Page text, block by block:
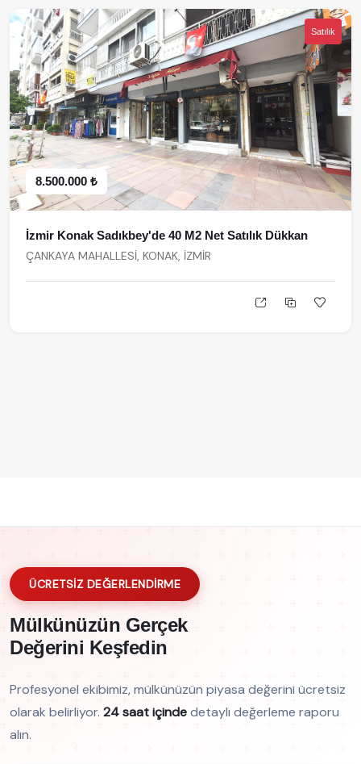
Satılık
8.500.000 ₺
İzmir Konak Sadıkbey'de 40 M2 Net Satılık Dükkan
ÇANKAYA MAHALLESİ, KONAK, İZMİR
ÜCRETSİZ DEĞERLENDİRME
Mülkünüzün Gerçek
Değerini Keşfedin
Profesyonel ekibimiz, mülkünüzün piyasa değerini ücretsiz
olarak belirliyor. 24 saat içindedetaylı değerleme raporu
alın.